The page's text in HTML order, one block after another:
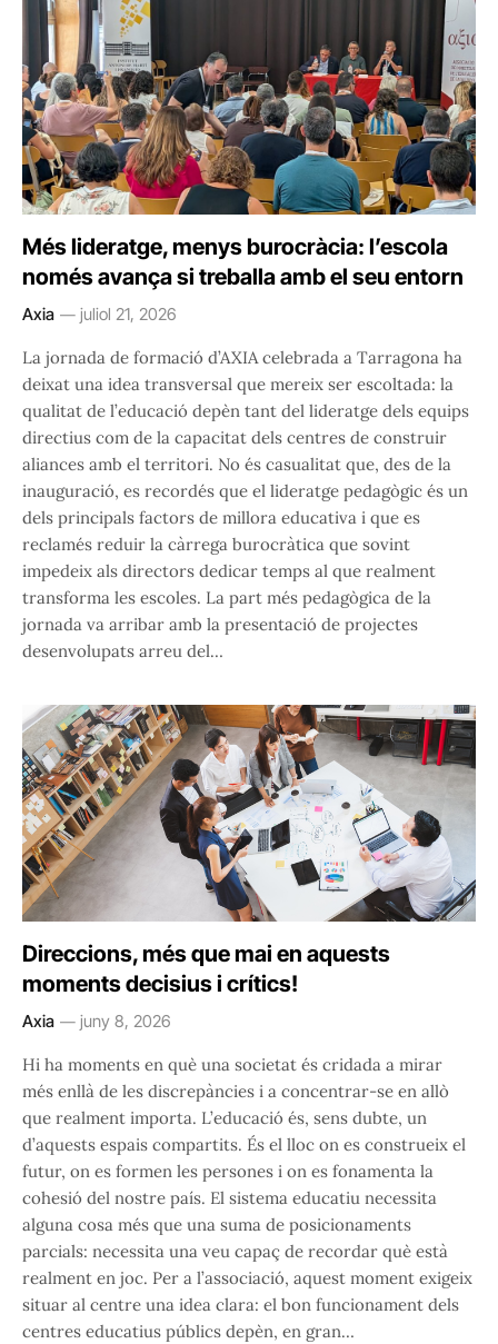
Més lideratge, menys burocràcia: l’escola
només avança si treballa amb el seu entorn
Axia juliol 21, 2026
La jornada de formació d’AXIA celebrada a Tarragona ha
deixat una idea transversal que mereix ser escoltada: la
qualitat de l’educació depèn tant del lideratge dels equips
directius com de la capacitat dels centres de construir
aliances amb el territori. No és casualitat que, des de la
inauguració, es recordés que el lideratge pedagògic és un
dels principals factors de millora educativa i que es
reclamés reduir la càrrega burocràtica que sovint
impedeix als directors dedicar temps al que realment
transforma les escoles. La part més pedagògica de la
jornada va arribar amb la presentació de projectes
desenvolupats arreu del…
Direccions, més que mai en aquests
moments decisius i crítics!
Axia juny 8, 2026
Hi ha moments en què una societat és cridada a mirar
més enllà de les discrepàncies i a concentrar-se en allò
que realment importa. L’educació és, sens dubte, un
d’aquests espais compartits. És el lloc on es construeix el
futur, on es formen les persones i on es fonamenta la
cohesió del nostre país. El sistema educatiu necessita
alguna cosa més que una suma de posicionaments
parcials: necessita una veu capaç de recordar què està
realment en joc. Per a l’associació, aquest moment exigeix
situar al centre una idea clara: el bon funcionament dels
centres educatius públics depèn, en gran…